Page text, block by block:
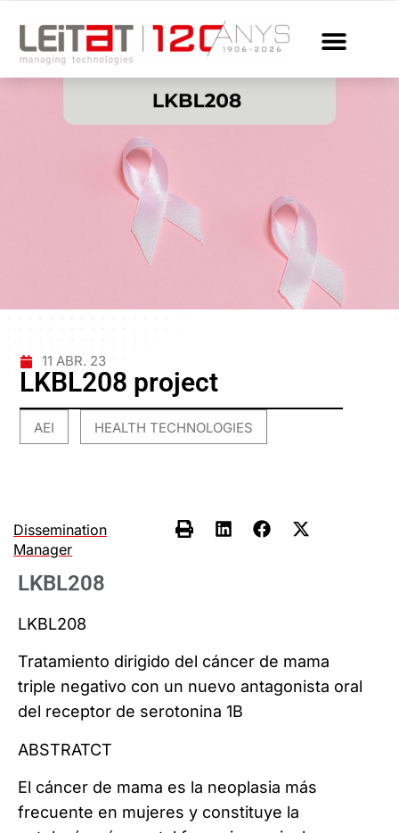
11 ABR. 23
LKBL208 project
AEI HEALTH TECHNOLOGIES
Dissemination
Manager
LKBL208
LKBL208
Tratamiento dirigido del cáncer de mama
triple negativo con un nuevo antagonista oral
del receptor de serotonina 1B
ABSTRATCT
El cáncer de mama es la neoplasia más
frecuente en mujeres y constituye la